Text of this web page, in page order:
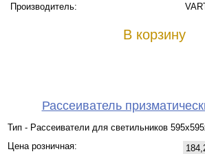
Производитель:
В корзину
Рассеиватель
Тип - Рассеиватели для светильников
Цена розничная: